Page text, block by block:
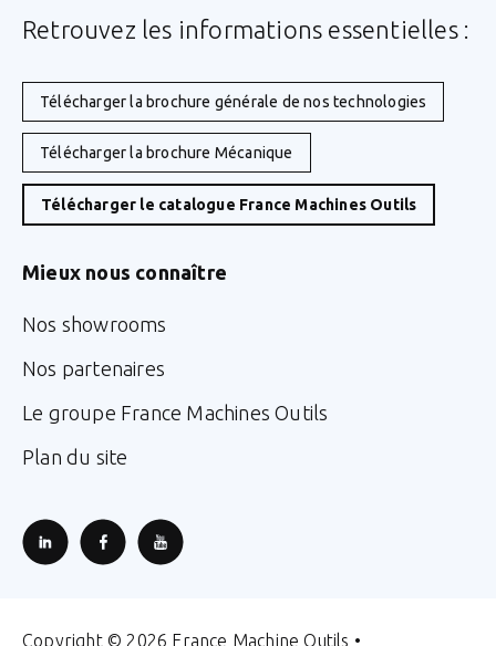
Retrouvez les informations essentielles :
Télécharger la brochure générale de nos technologies
Télécharger la brochure Mécanique
Télécharger le catalogue France Machines Outils
Mieux nous connaître
Nos showrooms
Nos partenaires
Le groupe France Machines Outils
Plan du site
Copyright © 2026 France Machine Outils •